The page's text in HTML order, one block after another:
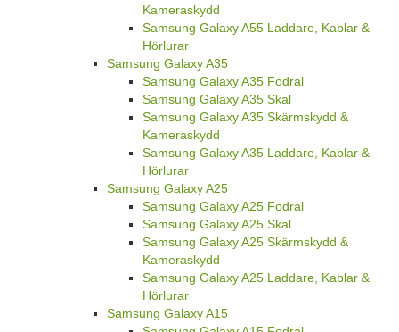
Kameraskydd
Samsung Galaxy A55 Laddare, Kablar &
Hörlurar
Samsung Galaxy A35
Samsung Galaxy A35 Fodral
Samsung Galaxy A35 Skal
Samsung Galaxy A35 Skärmskydd &
Kameraskydd
Samsung Galaxy A35 Laddare, Kablar &
Hörlurar
Samsung Galaxy A25
Samsung Galaxy A25 Fodral
Samsung Galaxy A25 Skal
Samsung Galaxy A25 Skärmskydd &
Kameraskydd
Samsung Galaxy A25 Laddare, Kablar &
Hörlurar
Samsung Galaxy A15